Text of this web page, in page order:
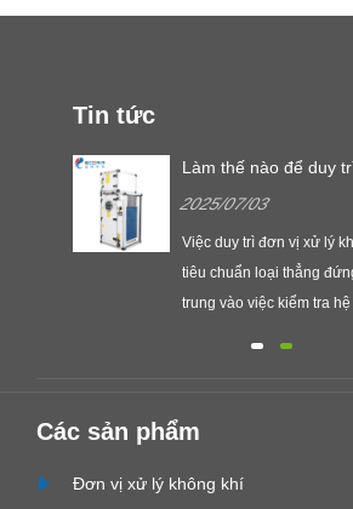
Tin tức
Làm thế nào để duy
thẳng đứng?
2025/07/03
Việc duy trì đơn vị xử lý
tiêu chuẩn loại thẳng
trung vào việc kiểm tra hệ
Các sản phẩm
Đơn vị xử lý không khí